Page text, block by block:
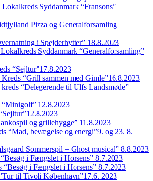
Syddanmark “Fransons”
Pizza og Generalforsamling
i Spejderhytter” 18.8.2023
Syddanmark “Generalforsamling”
“Sejltur”17.8.2023
“Grill sammen med Gimle”16.8.2023
“Delegerende til Ulfs Landsmøde”
“Minigolf” 12.8.2023
og grillehygge” 11.8.2023
“Mad, bevægelse og energi”9. og 23. 8.
Sommerspil = Ghost musical” 8.8.2023
i Fængslet i Horsens” 8.7.2023
“Besøg i Fængslet i Horsens” 8.7.2023
til Tivoli København”17.6. 2023